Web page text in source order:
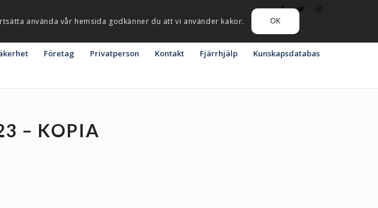
Företag Privatperson Kontakt Fjärrhjälp Kunskapsdatabas
– KOPIA
använda vår hemsida godkänner du att vi använder kakor. OK